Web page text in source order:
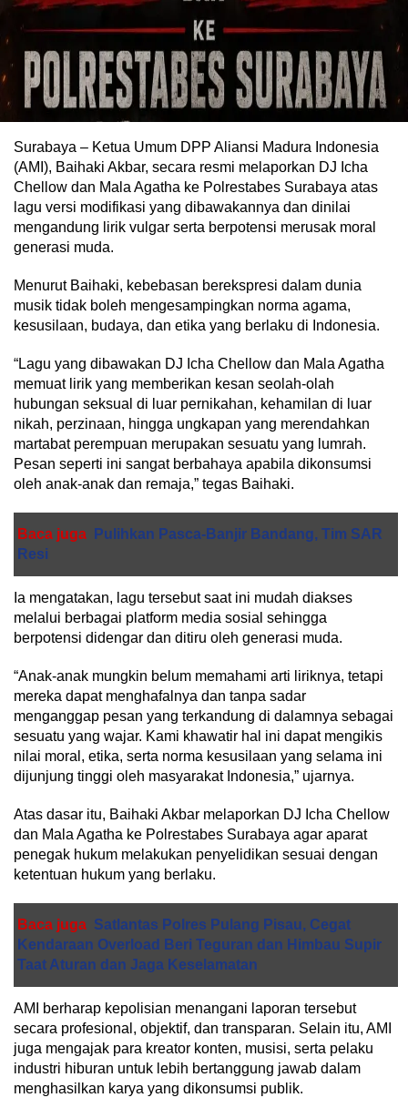
Surabaya – Ketua Umum DPP Aliansi Madura Indonesia
(AMI), Baihaki Akbar, secara resmi melaporkan DJ Icha
Chellow dan Mala Agatha ke Polrestabes Surabaya atas
lagu versi modifikasi yang dibawakannya dan dinilai
mengandung lirik vulgar serta berpotensi merusak moral
generasi muda.
Menurut Baihaki, kebebasan berekspresi dalam dunia
musik tidak boleh mengesampingkan norma agama,
kesusilaan, budaya, dan etika yang berlaku di Indonesia.
“Lagu yang dibawakan DJ Icha Chellow dan Mala Agatha
memuat lirik yang memberikan kesan seolah-olah
hubungan seksual di luar pernikahan, kehamilan di luar
nikah, perzinaan, hingga ungkapan yang merendahkan
martabat perempuan merupakan sesuatu yang lumrah.
Pesan seperti ini sangat berbahaya apabila dikonsumsi
oleh anak-anak dan remaja,” tegas Baihaki.
Baca juga
Pulihkan Pasca-Banjir Bandang, Tim SAR
Resi
Ia mengatakan, lagu tersebut saat ini mudah diakses
melalui berbagai platform media sosial sehingga
berpotensi didengar dan ditiru oleh generasi muda.
“Anak-anak mungkin belum memahami arti liriknya, tetapi
mereka dapat menghafalnya dan tanpa sadar
menganggap pesan yang terkandung di dalamnya sebagai
sesuatu yang wajar. Kami khawatir hal ini dapat mengikis
nilai moral, etika, serta norma kesusilaan yang selama ini
dijunjung tinggi oleh masyarakat Indonesia,” ujarnya.
Atas dasar itu, Baihaki Akbar melaporkan DJ Icha Chellow
dan Mala Agatha ke Polrestabes Surabaya agar aparat
penegak hukum melakukan penyelidikan sesuai dengan
ketentuan hukum yang berlaku.
Baca juga Satlantas Polres Pulang Pisau, Cegat
Kendaraan Overload Beri Teguran dan Himbau Supir
Taat Aturan dan Jaga Keselamatan
AMI berharap kepolisian menangani laporan tersebut
secara profesional, objektif, dan transparan. Selain itu, AMI
juga mengajak para kreator konten, musisi, serta pelaku
industri hiburan untuk lebih bertanggung jawab dalam
menghasilkan karya yang dikonsumsi publik.